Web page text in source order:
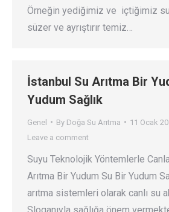
Örneğin yediğimiz ve içtiğimiz
süzer ve ayrıştırır temiz…
İstanbul Su Arıtma Bir
Yudum Sağlık
Genel By Doğa Su Arıtma
11 Ocak
Leave a comment
Suyu Teknolojik Yöntemlerle
Arıtma Bir Yudum Su Bir Yudum
arıtma sistemleri olarak canlı su